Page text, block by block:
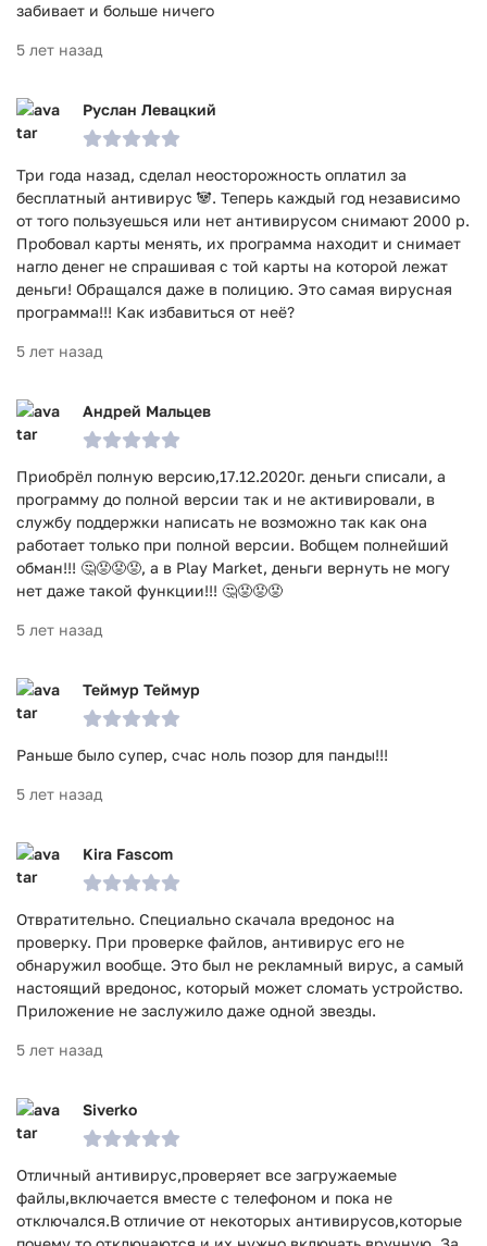
забивает и больше ничего
5 лет назад
Руслан Левацкий
Три года назад, сделал неосторожность оплатил за
бесплатный антивирус 🐼. Теперь каждый год независимо
от того пользуешься или нет антивирусом снимают 2000 р.
Пробовал карты менять, их программа находит и снимает
нагло денег не спрашивая с той карты на которой лежат
деньги! Обращался даже в полицию. Это самая вирусная
программа!!! Как избавиться от неё?
5 лет назад
Андрей Мальцев
Приобрёл полную версию,17.12.2020г. деньги списали, а
программу до полной версии так и не активировали, в
службу поддержки написать не возможно так как она
работает только при полной версии. Вобщем полнейший
обман!!! 🤔😡😡😡, а в Play Market, деньги вернуть не могу
нет даже такой функции!!! 🤔😡😡😡
5 лет назад
Теймур Теймур
Раньше было супер, счас ноль позор для панды!!!
5 лет назад
Kira Fascom
Отвратительно. Специально скачала вредонос на
проверку. При проверке файлов, антивирус его не
обнаружил вообще. Это был не рекламный вирус, а самый
настоящий вредонос, который может сломать устройство.
Приложение не заслужило даже одной звезды.
5 лет назад
Siverko
Отличный антивирус,проверяет все загружаемые
файлы,включается вместе с телефоном и пока не
отключался.В отличие от некоторых антивирусов,которые